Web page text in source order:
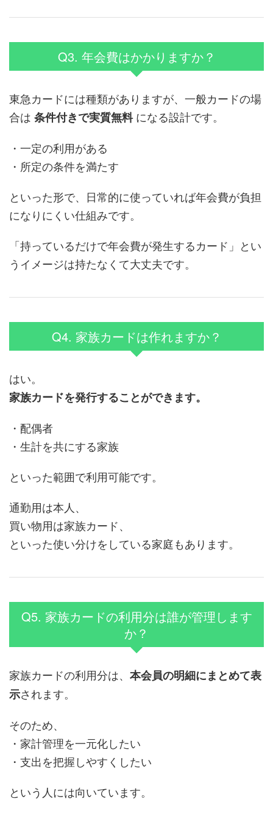
Q3. 年会費はかかりますか？
東急カードには種類がありますが、一般カードの場
合は 条件付きで実質無料になる設計です。
・一定の利用がある
・所定の条件を満たす
といった形で、日常的に使っていれば年会費が負担
になりにくい仕組みです。
「持っているだけで年会費が発生するカード」とい
うイメージは持たなくて大丈夫です。
Q4. 家族カードは作れますか？
はい。
家族カードを発行することができます。
・配偶者
・生計を共にする家族
といった範囲で利用可能です。
通勤用は本人、
買い物用は家族カード、
といった使い分けをしている家庭もあります。
Q5. 家族カードの利用分は誰が管理します
か？
家族カードの利用分は、 本会員の明細にまとめて表
示されます。
そのため、
・家計管理を一元化したい
・支出を把握しやすくしたい
という人には向いています。